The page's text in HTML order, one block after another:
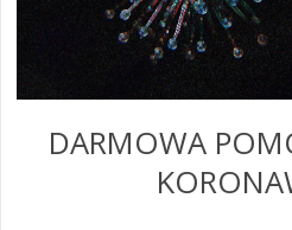
DARMOWA